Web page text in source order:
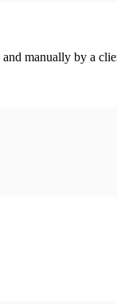
manually by a